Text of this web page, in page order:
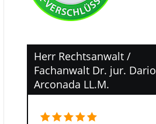
Herr Rechtsanwalt /
Fachanwalt Dr. jur. Dario
Arconada LL.M.